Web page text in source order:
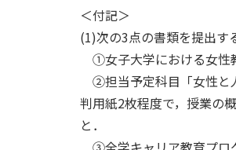
＜付記＞
(1)次の3点の書類を提出す
①女子大学における女性
②担当予定科目「女性と
判用紙2枚程度で，授業の
と．